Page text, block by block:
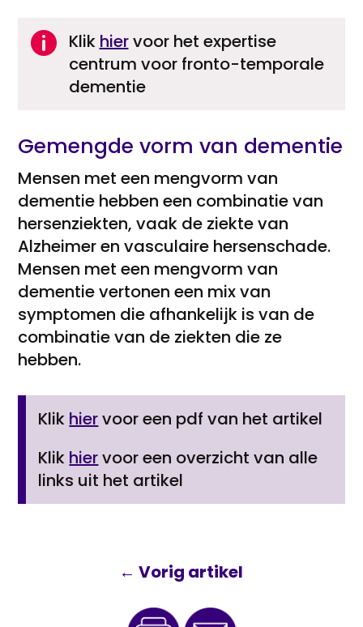
 Klik hiervoor het expertise
centrum voor fronto-temporale
dementie
Gemengde vorm van dementie
Mensen met een mengvorm van
dementie hebben een combinatie van
hersenziekten, vaak de ziekte van
Alzheimer en vasculaire hersenschade.
Mensen met een mengvorm van
dementie vertonen een mix van
symptomen die afhankelijk is van de
combinatie van de ziekten die ze
hebben.
Klik hiervoor een pdf van het artikel
Klik hiervoor een overzicht van alle
links uit het artikel
←Vorig artikel